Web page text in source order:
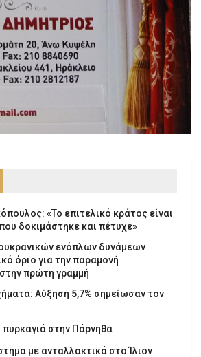
«Το επιτελικό κράτος είναι
δοκιμάστηκε και πέτυχε»
ενόπλων δυνάμεων
όριο για την παραμονή
πρώτη γραμμή
Αύξηση 5,7% σημείωσαν τον
πυρκαγιά στην Πάρνηθα
με ανταλλακτικά στο Ίλιον